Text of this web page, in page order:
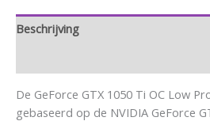
Beschrijving
De GeForce GTX 1050 Ti OC Low
gebaseerd op de NVIDIA GeForce